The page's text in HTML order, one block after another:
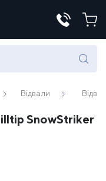
15
Відвали
SnowStriker